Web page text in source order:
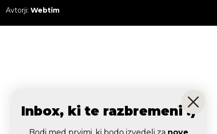
Avtorji: Webtim
Inbox, ki te razbremeni :)